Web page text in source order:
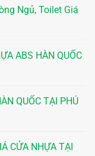
Ngủ, Toilet Giá
ABS HÀN QUỐC
QUỐC TẠI PHÚ
CỬA NHỰA TẠI